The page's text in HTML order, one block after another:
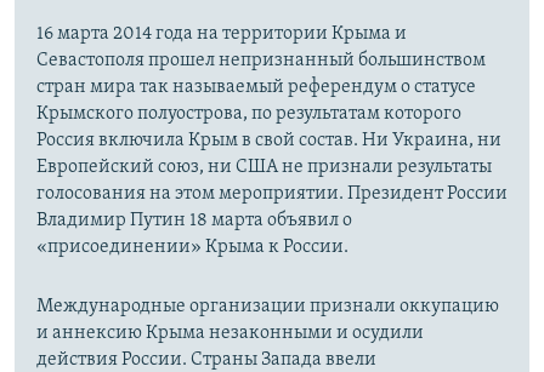
16 марта 2014 года на территории Крыма и
Севастополя прошел непризнанный большинством
стран мира так называемый референдум о статусе
Крымского полуострова, по результатам которого
Россия включила Крым в свой состав. Ни Украина, ни
Европейский союз, ни США не признали результаты
голосования на этом мероприятии. Президент России
Владимир Путин 18 марта объявил о
«присоединении» Крыма к России.
Международные организации признали оккупацию
и аннексию Крыма незаконными и осудили
действия России. Страны Запада ввели